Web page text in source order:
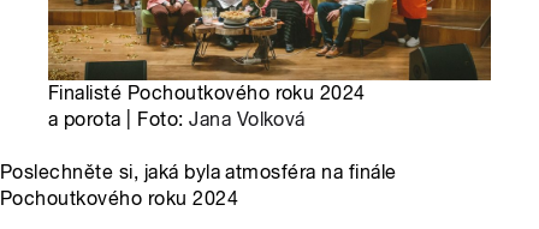
Finalisté Pochoutkového roku 2024
a porota | Foto:Jana Volková
Poslechněte si, jaká byla atmosféra na finále
Pochoutkového roku 2024